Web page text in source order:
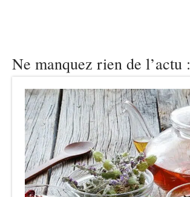
Ne manquez rien de l’actu :